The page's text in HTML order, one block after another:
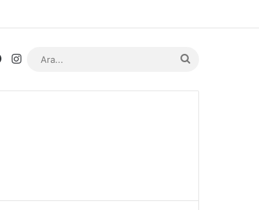
Facebook
Instagram